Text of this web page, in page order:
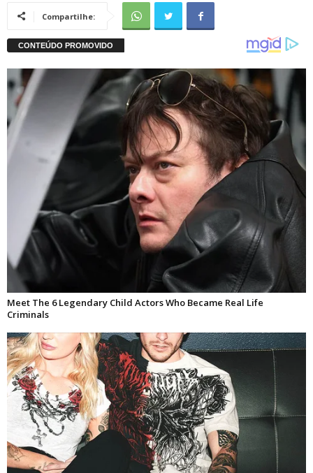
Compartilhe: